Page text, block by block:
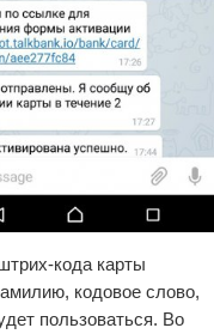
кода карты
кодовое слово,
пользоваться. Во